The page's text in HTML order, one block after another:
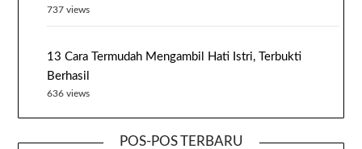
737 views
13 Cara Termudah Mengambil Hati Istri, Terbukti
Berhasil
636 views
POS-POS TERBARU